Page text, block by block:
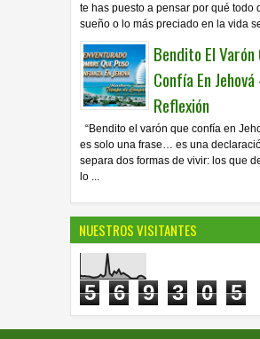
te has puesto a pensar por qué todo
sueño o lo más preciado en la vida se
Bendito El Varón
Confía En Jehová
Reflexión
“Bendito el varón que confía en
es solo una frase… es una
separa dos formas de vivir: los que
lo ...
NUESTROS VISITANTES
5 6 9 3 0 5